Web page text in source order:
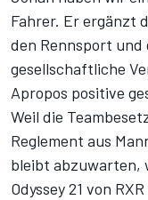
Fahrer. Er ergänzt
den Rennsport
gesellschaftliche
Apropos positive
Weil die
Reglement aus
bleibt abzuwarten,
Odyssey 21 von